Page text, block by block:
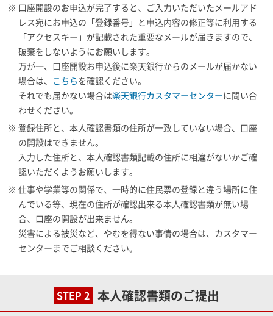
※ 口座開設のお申込が完了すると、ご入力いただいたメールアド
レス宛にお申込の「登録番号」と申込内容の修正等に利用する
「アクセスキー」が記載された重要なメールが届きますので、
破棄をしないようにお願いします。
万が一、口座開設お申込後に楽天銀行からのメールが届かない
場合は、 こちらを確認ください。
それでも届かない場合は楽天銀行カスタマーセンターに問い合
わせください。
※ 登録住所と、本人確認書類の住所が一致していない場合、口座
の開設はできません。
入力した住所と、本人確認書類記載の住所に相違がないかご確
認いただくようお願いします。
※ 仕事や学業等の関係で、一時的に住民票の登録と違う場所に住
んでいる等、現在の住所が確認出来る本人確認書類が無い場
合、口座の開設が出来ません。
災害による被災など、やむを得ない事情の場合は、カスタマー
センターまでご相談ください。
STEP 2 本人確認書類のご提出